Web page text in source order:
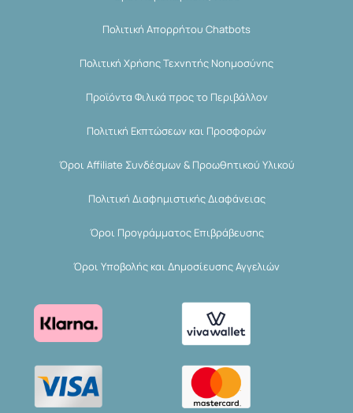
Πολιτική Απορρήτου Chatbots
Πολιτική Χρήσης Τεχνητής Νοημοσύνης
Προϊόντα Φιλικά προς το Περιβάλλον
Πολιτική Εκπτώσεων και Προσφορών
Όροι Affiliate Συνδέσμων & Προωθητικού Υλικού
Πολιτική Διαφημιστικής Διαφάνειας
Όροι Προγράμματος Επιβράβευσης
Όροι Υποβολής και Δημοσίευσης Αγγελιών